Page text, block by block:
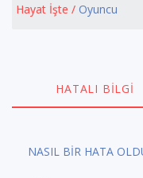
Hayat İşte / Oyuncu
HATALI BILGI
NASIL BİR HATA